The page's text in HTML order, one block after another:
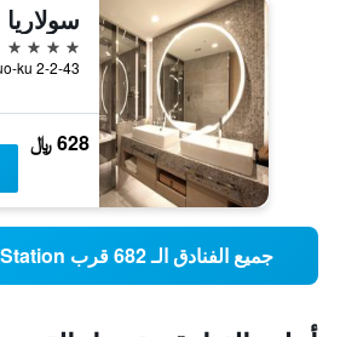
4 نجوم
628 ﷼
جميع الفنادق الـ 682 قرب Akasaka Train Station